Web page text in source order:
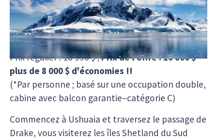
Date de départ de l'offre :
16 décembre-4 janvier 2023
Prix régulier : 18 990 $ ;Prix de l'offre : 10 800 $*–
plus de 8 000 $ d'économies !!
(*Par personne ; basé sur une occupation double,
cabine avec balcon garantie–catégorie C)
Commencez à Ushuaia et traversez le passage de
Drake, vous visiterez les îles Shetland du Sud